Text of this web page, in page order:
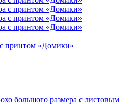
принтом «Домики»